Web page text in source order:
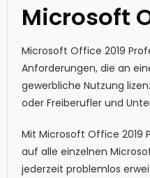
Microsoft
Microsoft Office 2019
Anforderungen, die an
gewerbliche Nutzung
oder Freiberufler und
Mit Microsoft Office 2019
auf alle einzelnen
jederzeit problemlos